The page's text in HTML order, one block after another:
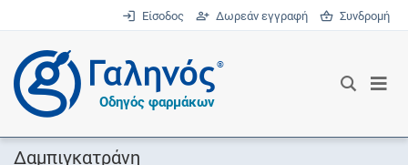
Είσοδος Δωρεάν εγγραφή Συνδρομή
®
Οδηγός φαρμάκων
Δαμπιγκατράνη